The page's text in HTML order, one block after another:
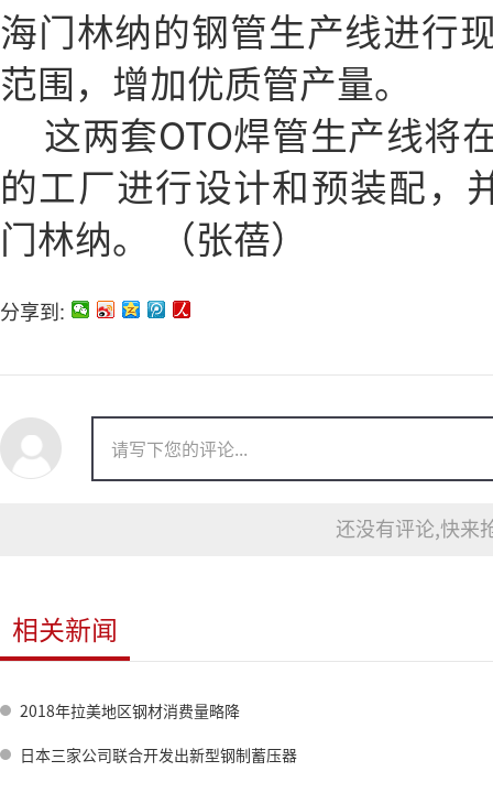
海门林纳的钢管生产线进行
范围，增加优质管产量。
这两套OTO焊管生产线将
的工厂进行设计和预装配，
门林纳。 （张蓓）
分享到:
还没有评论,快来
相关新闻
2018年拉美地区钢材消费量略降
日本三家公司联合开发出新型钢制蓄压器